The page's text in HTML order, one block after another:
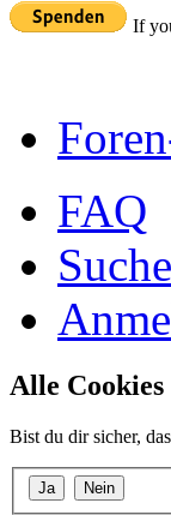
If
FAQ
Suche
Alle Cookies
Bist du dir sicher,